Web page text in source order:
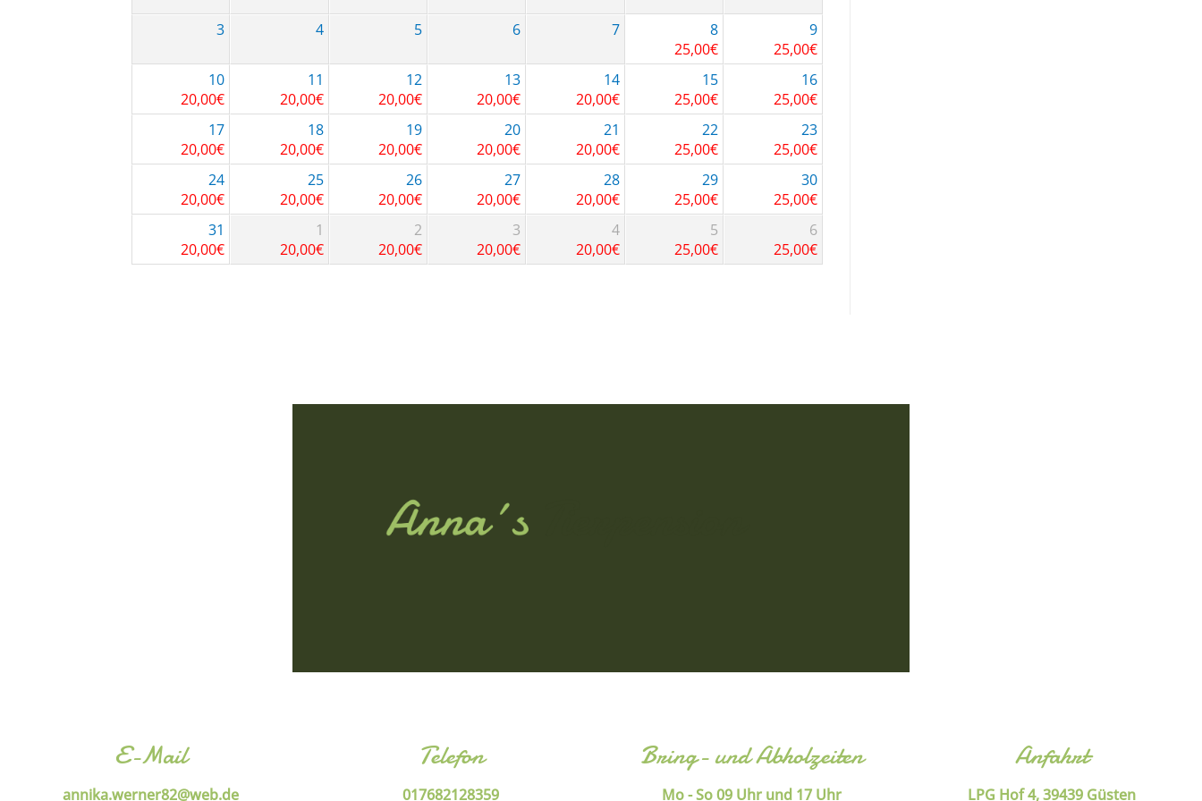
3 4 5 6 7
8
25,00€
9
25,00€
10
20,00€
11
20,00€
12
20,00€
13
20,00€
14
20,00€
15
25,00€
16
25,00€
17
20,00€
18
20,00€
19
20,00€
20
20,00€
21
20,00€
22
25,00€
23
25,00€
24
20,00€
25
20,00€
26
20,00€
27
20,00€
28
20,00€
29
25,00€
30
25,00€
31
20,00€
1
20,00€
2
20,00€
3
20,00€
4
20,00€
5
25,00€
6
25,00€
E-Mail
annika.werner82@web.de
Telefon
017682128359
Bring- und Abholzeiten
Mo - So 09 Uhr und 17 Uhr
Anfahrt
LPG Hof 4, 39439 Güsten